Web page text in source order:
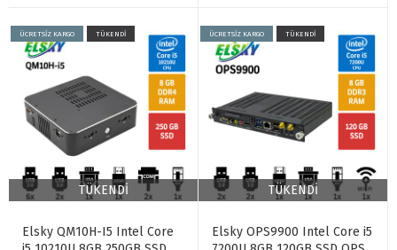
ÜCRETSİZ KARGO TÜKENDİ
TÜKENDİ
Elsky QM10H-I5 Intel Core
ÜCRETSİZ KARGO TÜKENDİ
TÜKENDİ
Elsky OPS9900 Intel Core i5